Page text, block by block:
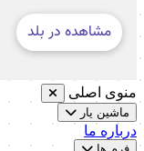
منوی اصلی
ماشین یار
درباره ما